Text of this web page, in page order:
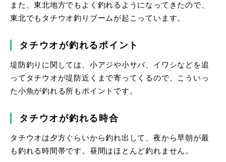
また、東北地方でもよく釣れるようになってきたので、
東北でもタチウオ釣りブームが起こっています。
タチウオが釣れるポイント
堤防釣りに関しては、小アジや小サバ、イワシなどを追
ってタチウオが堤防近くまで寄ってくるので、こういっ
た小魚が釣れる所もポイントです。
タチウオが釣れる時合
タチウオは夕方ぐらいから釣れ出して、夜から早朝が最
も釣れる時間帯です。昼間はほとんど釣れません。